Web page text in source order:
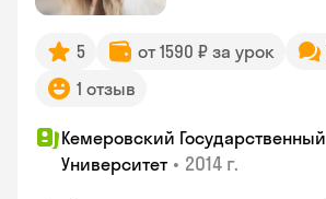
5 от 1590 ₽ за урок
1 отзыв
Кемеровский Государственный
Университет • 2014 г.